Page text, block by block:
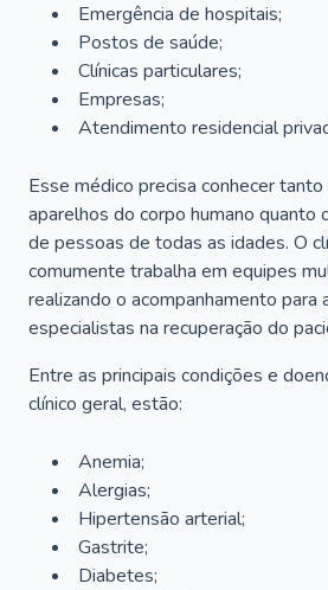
Emergência de hospitais;
Postos de saúde;
Clínicas particulares;
Empresas;
Atendimento residencial
Esse médico precisa conhecer
aparelhos do corpo humano quanto
de pessoas de todas as idades. O
comumente trabalha em equipes
realizando o acompanhamento para
especialistas na recuperação do
Entre as principais condições e
clínico geral, estão:
Anemia;
Alergias;
Hipertensão arterial;
Gastrite;
Diabetes;